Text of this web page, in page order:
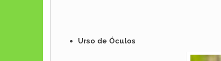
Urso de Óculos